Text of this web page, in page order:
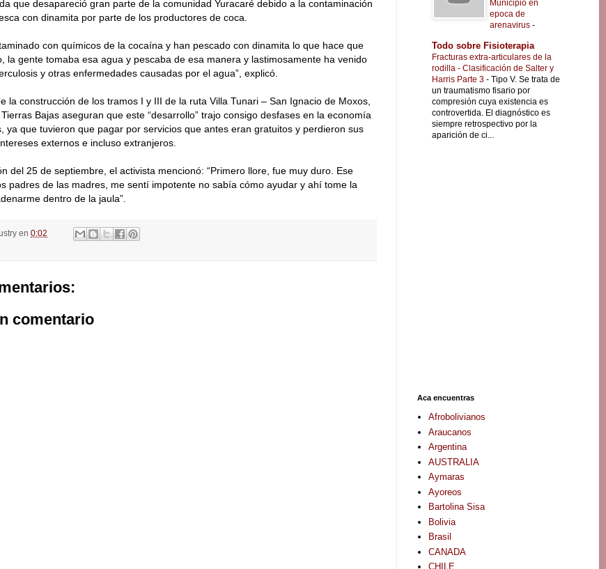
que desapareció gran parte de la comunidad Yuracaré debido a la contaminación
con dinamita por parte de los productores de coca.
con químicos de la cocaína y han pescado con dinamita lo que hace que
la gente tomaba esa agua y pescaba de esa manera y lastimosamente ha venido
y otras enfermedades causadas por el agua”, explicó.
la construcción de los tramos I y III de la ruta Villa Tunari – San Ignacio de Moxos,
Bajas aseguran que este “desarrollo” trajo consigo desfases en la economía
ya que tuvieron que pagar por servicios que antes eran gratuitos y perdieron sus
externos e incluso extranjeros.
del 25 de septiembre, el activista mencionó: “Primero llore, fue muy duro. Ese
padres de las madres, me sentí impotente no sabía cómo ayudar y ahí tome la
dentro de la jaula”.
en 0:02
comentario
Municipio en
epoca de
arenavirus -
Todo sobre Fisioterapia
Fracturas extra-articulares de la
rodilla - Clasificación de Salter y
Harris Parte 3 - Tipo V. Se trata de
un traumatismo fisario por
compresión cuya existencia es
controvertida. El diagnóstico es
siempre retrospectivo por la
aparición de ci...
Aca encuentras
Afrobolivianos
Araucanos
Argentina
AUSTRALIA
Aymaras
Ayoreos
Bartolina Sisa
Bolivia
Brasil
CANADA
CHILE